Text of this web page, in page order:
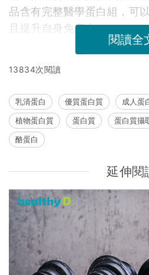
品含有完整醫學蛋白組，可
且提升自身免疫力。
閱讀全
13834次閱讀
乳清蛋白 優質蛋白質
成人蛋
植物蛋白質
蛋白質 蛋白質攝
酪蛋白
延伸閱